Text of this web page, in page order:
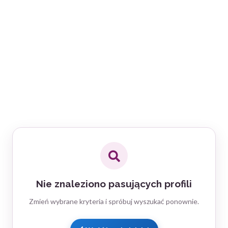
Nie znaleziono pasujących profili
Zmień wybrane kryteria i spróbuj wyszukać ponownie.